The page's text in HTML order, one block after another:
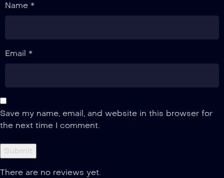
Name *
Email *
Save my name, email, and website in this browser for
the next time I comment.
There are no reviews yet.